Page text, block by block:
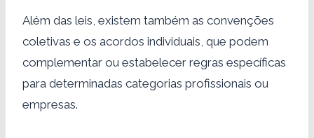
Além das leis, existem também as convenções
coletivas e os acordos individuais, que podem
complementar ou estabelecer regras específicas
para determinadas categorias profissionais ou
empresas.